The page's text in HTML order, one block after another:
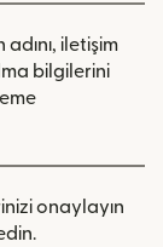
adını, iletişim
bilgilerini
onaylayın